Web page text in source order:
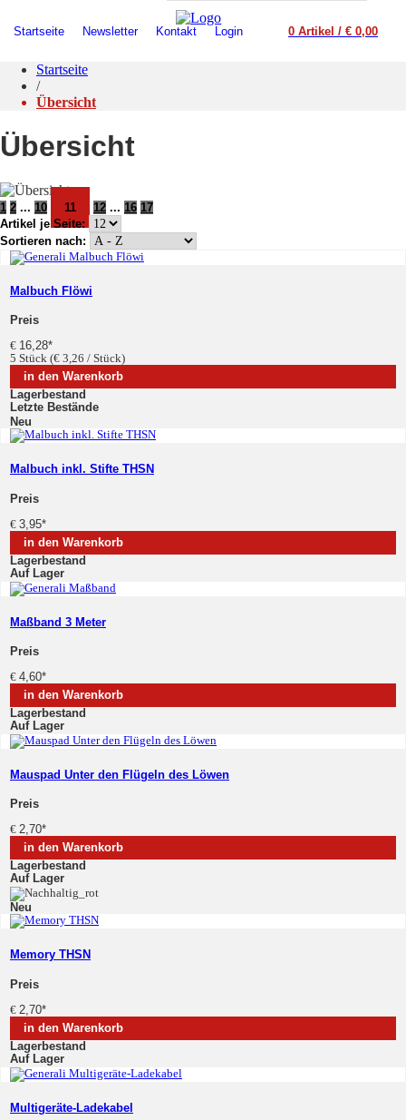
Startseite Newsletter Kontakt Login 0 Artikel / € 0,00
Startseite
/
Übersicht
Übersicht
1 2 ... 10 11 12 ... 16 17
Artikel je Seite:
Sortieren nach:
Malbuch Flöwi
Preis
€ 16,28*
5 Stück (€ 3,26 / Stück)
in den Warenkorb
Lagerbestand
Letzte Bestände
Neu
Malbuch inkl. Stifte THSN
Preis
€ 3,95*
in den Warenkorb
Lagerbestand
Auf Lager
Maßband 3 Meter
Preis
€ 4,60*
in den Warenkorb
Lagerbestand
Auf Lager
Mauspad Unter den Flügeln des Löwen
Preis
€ 2,70*
in den Warenkorb
Lagerbestand
Auf Lager
Neu
Memory THSN
Preis
€ 2,70*
in den Warenkorb
Lagerbestand
Auf Lager
Multigeräte-Ladekabel